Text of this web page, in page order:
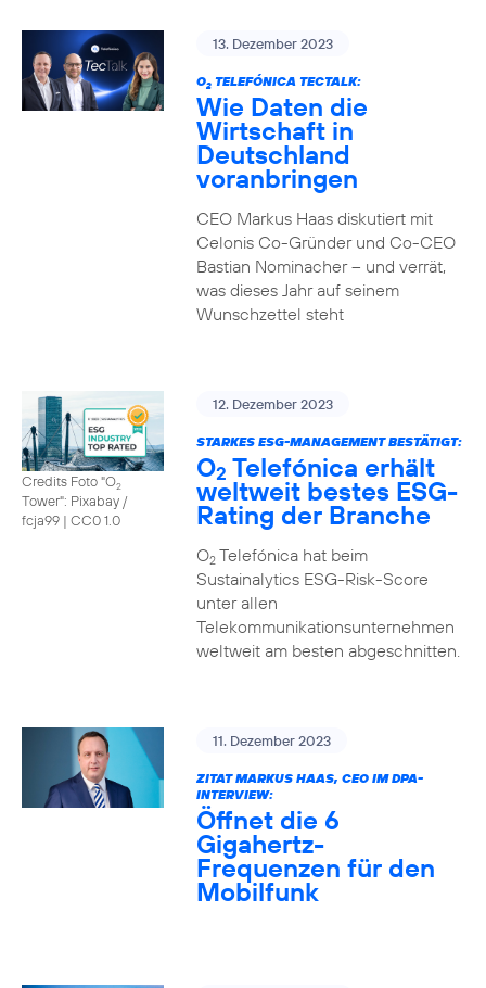
13. Dezember 2023
O2TELEFÓNICA TECTALK:
Wie Daten die
Wirtschaft in
Deutschland
voranbringen
CEO Markus Haas diskutiert mit
Celonis Co-Gründer und Co-CEO
Bastian Nominacher – und verrät,
was dieses Jahr auf seinem
Wunschzettel steht
Credits Foto "O2
Tower": Pixabay /
fcja99 | CC0 1.0
12. Dezember 2023
STARKES ESG-MANAGEMENT BESTÄTIGT:
O2 Telefónica erhält
weltweit bestes ESG-
Rating der Branche
O2Telefónica hat beim
Sustainalytics ESG-Risk-Score
unter allen
Telekommunikationsunternehmen
weltweit am besten abgeschnitten.
11. Dezember 2023
ZITAT MARKUS HAAS, CEO IM DPA-
INTERVIEW:
Öffnet die 6
Gigahertz-
Frequenzen für den
Mobilfunk